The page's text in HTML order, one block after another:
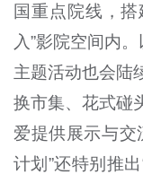
国重点院线，搭
入”影院空间内
主题活动也会陆
换市集、花式碰
爱提供展示与交
计划”还特别推